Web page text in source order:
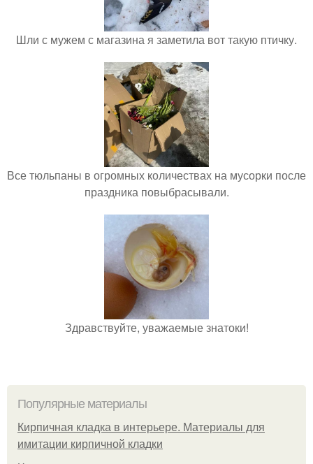
Шли с мужем с магазина я заметила вот такую птичку.
Все тюльпаны в огромных количествах на мусорки после
праздника повыбрасывали.
Здравствуйте, уважаемые знатоки!
Популярные материалы
Кирпичная кладка в интерьере. Материалы для
имитации кирпичной кладки